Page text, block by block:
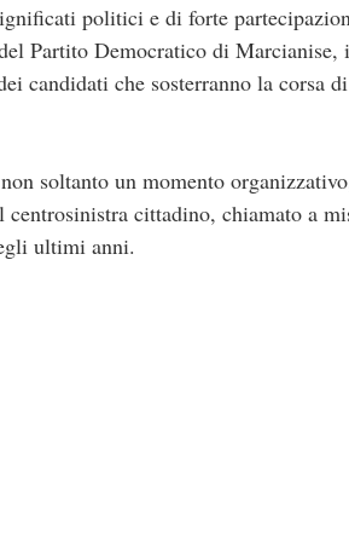
politici e di forte
Partito Democratico di
candidati che sosterranno la corsa di
soltanto un momento
cittadino, chiamato a
ultimi anni.